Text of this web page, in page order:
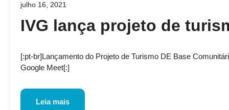
julho 16, 2021
IVG lança projeto de
[:pt-br]Lançamento do Projeto de Turismo DE Base
Google Meet[:]
Leia mais